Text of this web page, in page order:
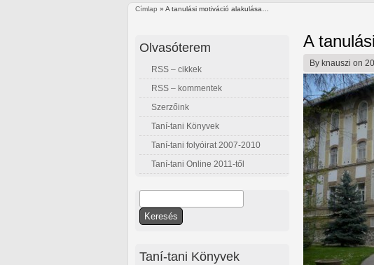
Címlap » A tanulási motiváció alakulása…
A
By knauszi on
Olvasóterem
RSS – cikkek
RSS – kommentek
Szerzőink
Taní-tani Könyvek
Taní-tani folyóirat 2007-2010
Taní-tani Online 2011-től
Keresés űrlap
Taní-tani Könyvek